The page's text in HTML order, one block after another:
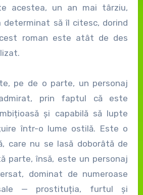
acestea, un an mai târziu,
să îl citesc, dorind
roman este atât de des
pe de o parte, un personaj
prin faptul că este
și capabilă să lupte
într-o lume ostilă. Este o
care nu se lasă doborâtă de
parte, însă, este un personaj
dominat de numeroase
— prostituția, furtul și